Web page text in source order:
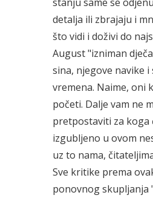
detalja ili zbrajaju i
što vidi i doživi do
August "izniman
sina, njegove navike
vremena. Naime, oni
početi. Dalje vam ne
pretpostaviti za koga
izgubljeno u ovom
uz to nama,
Sve kritike prema
ponovnog skupljanja